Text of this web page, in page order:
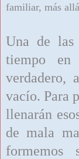
familiar, más
Una de las
tiempo
verdadero,
vacío. Para
llenarán
de mala
formemos